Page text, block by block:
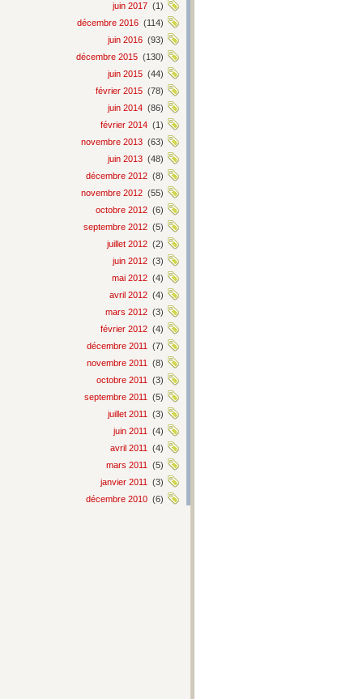
juin 2017 (1)
décembre 2016 (114)
juin 2016 (93)
décembre 2015 (130)
juin 2015 (44)
février 2015 (78)
juin 2014 (86)
février 2014 (1)
novembre 2013 (63)
juin 2013 (48)
décembre 2012 (8)
novembre 2012 (55)
octobre 2012 (6)
septembre 2012 (5)
juillet 2012 (2)
juin 2012 (3)
mai 2012 (4)
avril 2012 (4)
mars 2012 (3)
février 2012 (4)
décembre 2011
(7)
novembre 2011
(8)
octobre 2011
(3)
septembre 2011
(5)
juillet 2011
(3)
juin 2011
(4)
avril 2011
(4)
mars 2011
(5)
janvier 2011
(3)
décembre 2010 (6)